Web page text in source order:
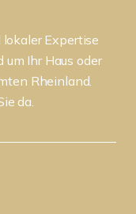
Expertise
Ihr Haus oder
Rheinland.
da.